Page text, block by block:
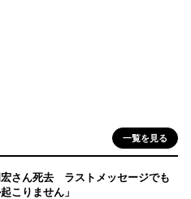
一覧を見る
さん死去 ラストメッセージでも
こりません」